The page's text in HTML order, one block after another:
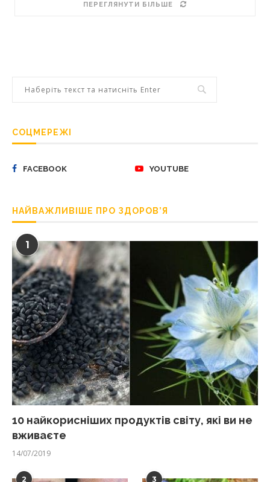
ПЕРЕГЛЯНУТИ БІЛЬШЕ
СОЦМЕРЕЖІ
FACEBOOK YOUTUBE
НАЙВАЖЛИВІШЕ ПРО ЗДОРОВ’Я
1
10 найкорисніших продуктів світу, які ви не
вживаєте
14/07/2019
2 3